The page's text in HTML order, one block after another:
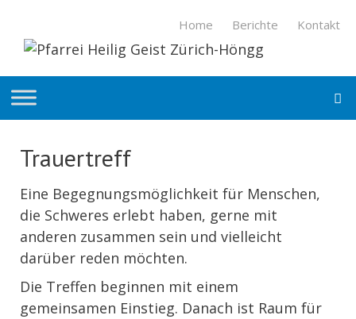
Inhalt
Home Berichte Kontakt
Trauertreff
Eine Begegnungsmöglichkeit für Menschen,
die Schweres erlebt haben, gerne mit
anderen zusammen sein und vielleicht
darüber reden möchten.
Die Treffen beginnen mit einem
gemeinsamen Einstieg. Danach ist Raum für